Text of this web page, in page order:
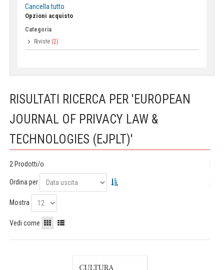
Cancella tutto
Opzioni acquisto
Categoria
Riviste (2)
RISULTATI RICERCA PER 'EUROPEAN
JOURNAL OF PRIVACY LAW &
TECHNOLOGIES (EJPLT)'
2 Prodotti/o
Ordina per
Mostra
Vedi come